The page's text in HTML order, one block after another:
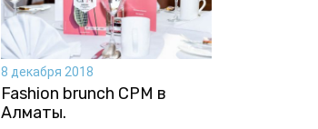
8 декабря 2018
Fashion brunch CPM в
Алматы.